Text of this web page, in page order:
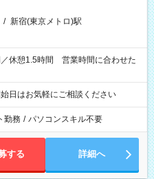
/ 新宿(東京メトロ)駅
日はお気軽にご相談ください
勤務 / パソコンスキル不要
する 詳細へ